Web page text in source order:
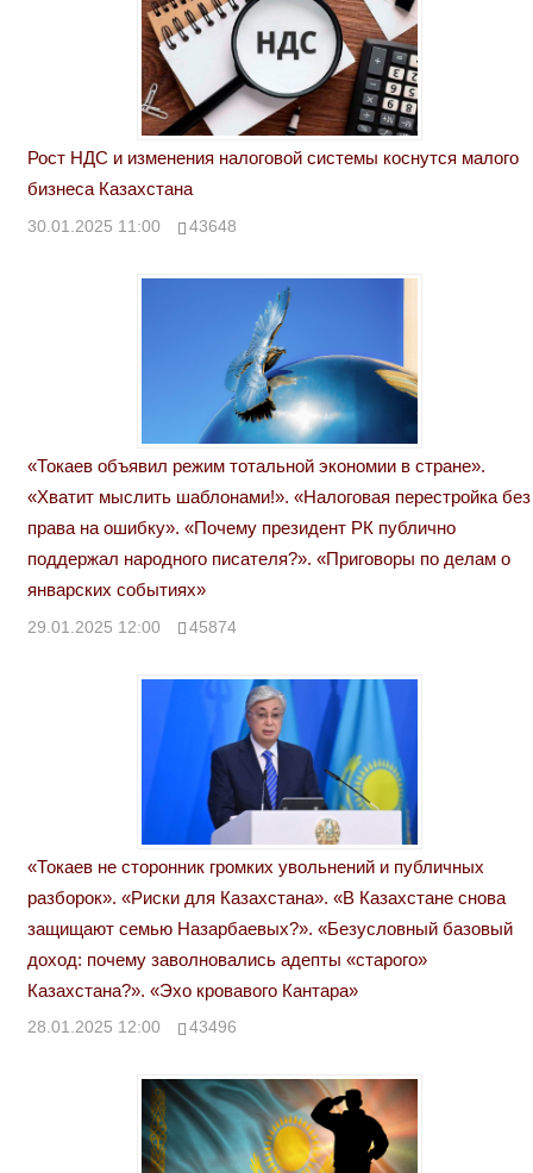
Рост НДС и изменения налоговой системы коснутся малого
бизнеса Казахстана
30.01.2025 11:00 43648
«Токаев объявил режим тотальной экономии в стране».
«Хватит мыслить шаблонами!». «Налоговая перестройка без
права на ошибку». «Почему президент РК публично
поддержал народного писателя?». «Приговоры по делам о
январских событиях»
29.01.2025 12:00 45874
«Токаев не сторонник громких увольнений и публичных
разборок». «Риски для Казахстана». «В Казахстане снова
защищают семью Назарбаевых?». «Безусловный базовый
доход: почему заволновались адепты «старого»
Казахстана?». «Эхо кровавого Кантара»
28.01.2025 12:00 43496